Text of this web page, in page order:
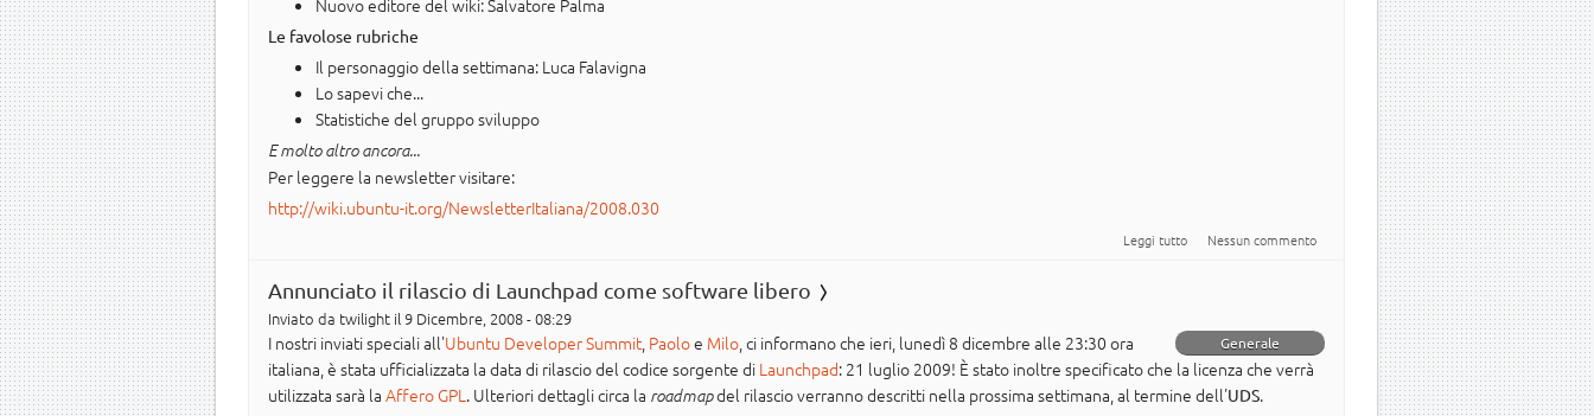
Nuovo editore del wiki: Salvatore Palma
Le favolose rubriche
Il personaggio della settimana: Luca Falavigna
Lo sapevi che...
Statistiche del gruppo sviluppo
E molto altro ancora...
Per leggere la newsletter visitare:
http://wiki.ubuntu-it.org/NewsletterItaliana/2008.030
Leggi tutto su Newsletter italiana numero 30
Nessun commento
Annunciato il rilascio di Launchpad come software libero
Inviato da twilight il 9 Dicembre, 2008 - 08:29
Generale
I nostri inviati speciali all'Ubuntu Developer Summit, Paoloe Milo, ci informano che ieri, lunedì 8 dicembre alle 23:30 ora
italiana, è stata ufficializzata la data di rilascio del codice sorgente di Launchpad: 21 luglio 2009! È stato inoltre specificato che la licenza che verrà
utilizzata sarà la Affero GPL. Ulteriori dettagli circa la roadmapdel rilascio verranno descritti nella prossima settimana, al termine dell'UDS.